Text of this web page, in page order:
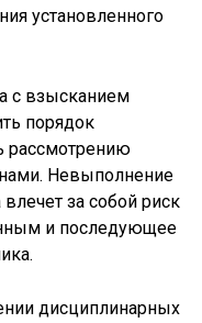
установленного
с взысканием
порядок
рассмотрению
Невыполнение
за собой риск
и последующее
дисциплинарных